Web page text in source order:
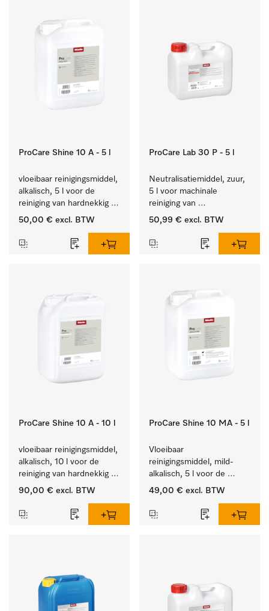
ProCare Shine 10 A - 5 l
vloeibaar reinigingsmiddel,
alkalisch, 5 l voor de
reiniging van hardnekkig
vuil op serviesgoed,
50,00 € excl. BTW
ProCare Lab 30 P - 5 l
Neutralisatiemiddel, zuur,
5 l voor machinale
reiniging van
laboratoriumglaswerk en -
50,99 € excl. BTW
ProCare Shine 10 A - 10 l
vloeibaar reinigingsmiddel,
alkalisch, 10 l voor de
reiniging van hardnekkig
vuil op serviesgoed,
90,00 € excl. BTW
ProCare Shine 10 MA - 5 l
Vloeibaar
reinigingsmiddel, mild-
alkalisch, 5 l voor de
reiniging van lichte
bestek en glazen.
49,00 € excl. BTW